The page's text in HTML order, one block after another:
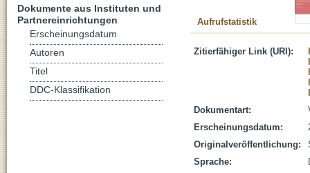
Aufrufstatistik
Zitierfähiger Link (URI):
Dokumentart:
Erscheinungsdatum:
Originalveröffentlichung:
Sprache:
Dokumente aus Instituten und
Partnereinrichtungen
Erscheinungsdatum
Autoren
Titel
DDC-Klassifikation